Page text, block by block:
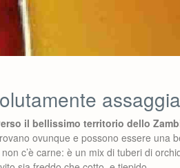
il bellissimo territorio dello
ovunque e possono essere una
c’è carne: è un mix di tuberi di